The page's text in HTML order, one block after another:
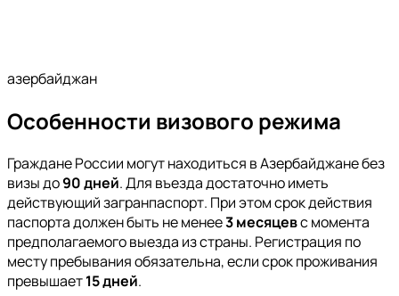
азербайджан
Особенности визового режима
Граждане России могут находиться в Азербайджане без
визы до90 дней. Для въезда достаточно иметь
действующий загранпаспорт. При этом срок действия
паспорта должен быть не менее3 месяцевс момента
предполагаемого выезда из страны. Регистрация по
месту пребывания обязательна, если срок проживания
превышает15 дней.